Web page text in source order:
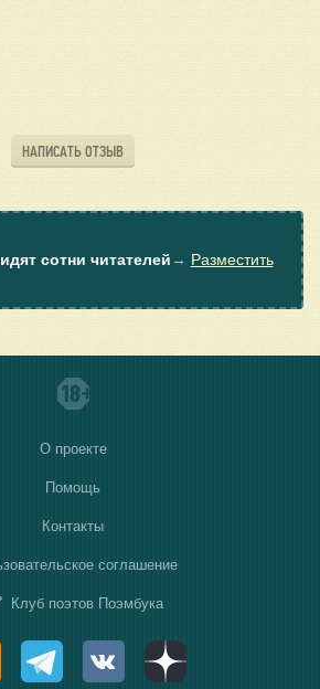
НАПИСАТЬ ОТЗЫВ
сотни читателей → Разместить
О проекте
Помощь
Контакты
соглашение
Клуб поэтов Поэмбука